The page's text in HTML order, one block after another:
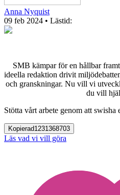
Anna Nyquist
09 feb 2024 • Lästid:
SMB kämpar för en hållbar
ideella redaktion drivit
och granskningar. Nu vill vi
du vill
Stötta vårt arbete genom att swisha
Kopierad1231368703
Läs vad vi vill göra